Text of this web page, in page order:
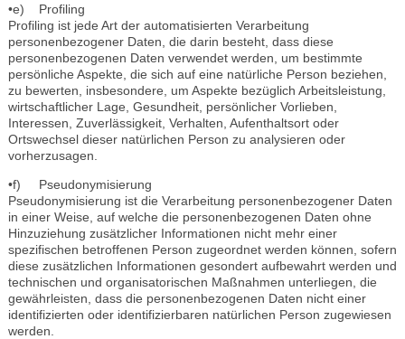
•e) Profiling
Profiling ist jede Art der automatisierten Verarbeitung
personenbezogener Daten, die darin besteht, dass diese
personenbezogenen Daten verwendet werden, um bestimmte
persönliche Aspekte, die sich auf eine natürliche Person beziehen,
zu bewerten, insbesondere, um Aspekte bezüglich Arbeitsleistung,
wirtschaftlicher Lage, Gesundheit, persönlicher Vorlieben,
Interessen, Zuverlässigkeit, Verhalten, Aufenthaltsort oder
Ortswechsel dieser natürlichen Person zu analysieren oder
vorherzusagen.
•f) Pseudonymisierung
Pseudonymisierung ist die Verarbeitung personenbezogener Daten
in einer Weise, auf welche die personenbezogenen Daten ohne
Hinzuziehung zusätzlicher Informationen nicht mehr einer
spezifischen betroffenen Person zugeordnet werden können, sofern
diese zusätzlichen Informationen gesondert aufbewahrt werden und
technischen und organisatorischen Maßnahmen unterliegen, die
gewährleisten, dass die personenbezogenen Daten nicht einer
identifizierten oder identifizierbaren natürlichen Person zugewiesen
werden.